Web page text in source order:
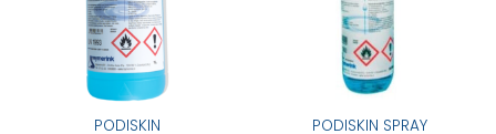
PODISKIN PODISKIN SPRAY